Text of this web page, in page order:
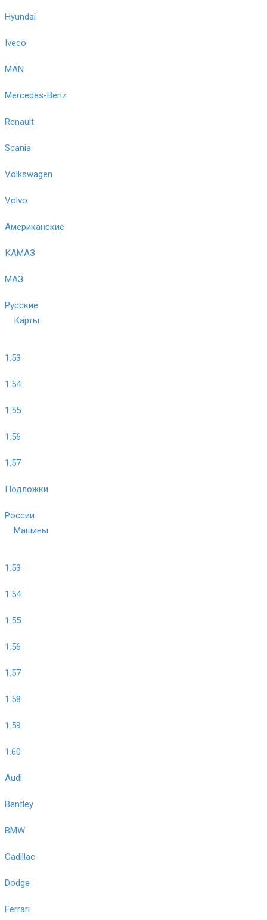
Hyundai
Iveco
MAN
Mercedes-Benz
Renault
Scania
Volkswagen
Volvo
Американские
КАМАЗ
МАЗ
Русские
Карты
1.53
1.54
1.55
1.56
1.57
Подложки
России
Машины
1.53
1.54
1.55
1.56
1.57
1.58
1.59
1.60
Audi
Bentley
BMW
Cadillac
Dodge
Ferrari